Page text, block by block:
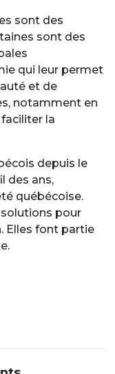
sont des
sont des
qui leur permet
et de
notamment en
la
depuis le
des ans,
québécoise.
solutions pour
Elles font partie